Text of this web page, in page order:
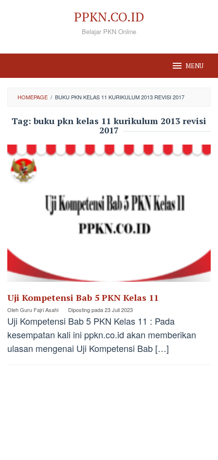
PPKN.CO.ID
Belajar PKN Online
MENU
HOMEPAGE / BUKU PKN KELAS 11 KURIKULUM 2013 REVISI 2017
Tag:buku pkn kelas 11 kurikulum 2013 revisi
2017
Uji Kompetensi Bab 5 PKN Kelas 11
OlehGuru Fajri Asahi Diposting pada23 Juli 2023
Uji Kompetensi Bab 5 PKN Kelas 11 : Pada
kesempatan kali ini ppkn.co.id akan memberikan
ulasan mengenai Uji Kompetensi Bab […]